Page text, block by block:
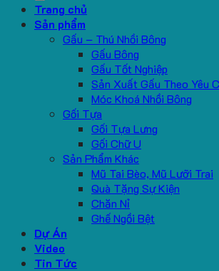
Trang chủ
Sản phẩm
Gấu – Thú Nhồi Bông
Gấu Bông
Gấu Tốt Nghiệp
Sản Xuất Gấu Theo Yêu
Móc Khoá Nhồi Bông
Gối Tựa
Gối Tựa Lưng
Gối Chữ U
Sản Phẩm Khác
Mũ Tai Bèo, Mũ Lưỡi Trai
Quà Tặng Sự Kiện
Chăn Nỉ
Ghế Ngồi Bệt
Dự Án
Video
Tin Tức